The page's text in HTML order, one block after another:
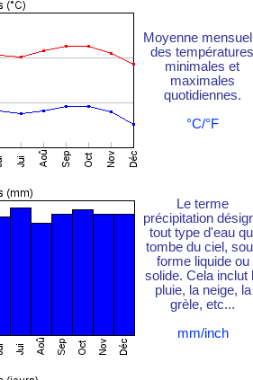
Moyenne
des températures
minimales et
maximales
quotidiennes.
°C/°F
Le terme
précipitation
tout type d'eau
tombe du ciel,
forme liquide ou
solide. Cela inclut
pluie, la neige, la
grèle, etc...
mm/inch